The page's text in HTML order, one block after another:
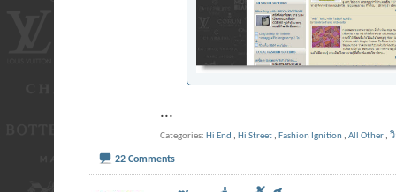
...
Categories Hi End , Hi Street, Fashion Ignition , All Other,
22 Comments